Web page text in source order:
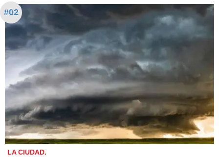
#02
LA CIUDAD.